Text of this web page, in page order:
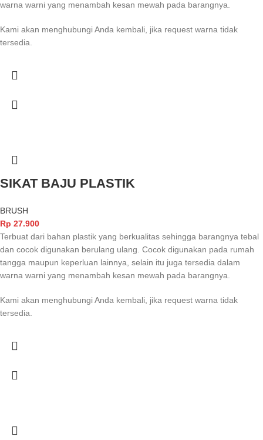
warna warni yang menambah kesan mewah pada barangnya.
Kami akan menghubungi Anda kembali, jika request warna tidak
tersedia.
SIKAT BAJU PLASTIK
BRUSH
Rp 27.900
Terbuat dari bahan plastik yang berkualitas sehingga barangnya tebal
dan cocok digunakan berulang ulang. Cocok digunakan pada rumah
tangga maupun keperluan lainnya, selain itu juga tersedia dalam
warna warni yang menambah kesan mewah pada barangnya.
Kami akan menghubungi Anda kembali, jika request warna tidak
tersedia.